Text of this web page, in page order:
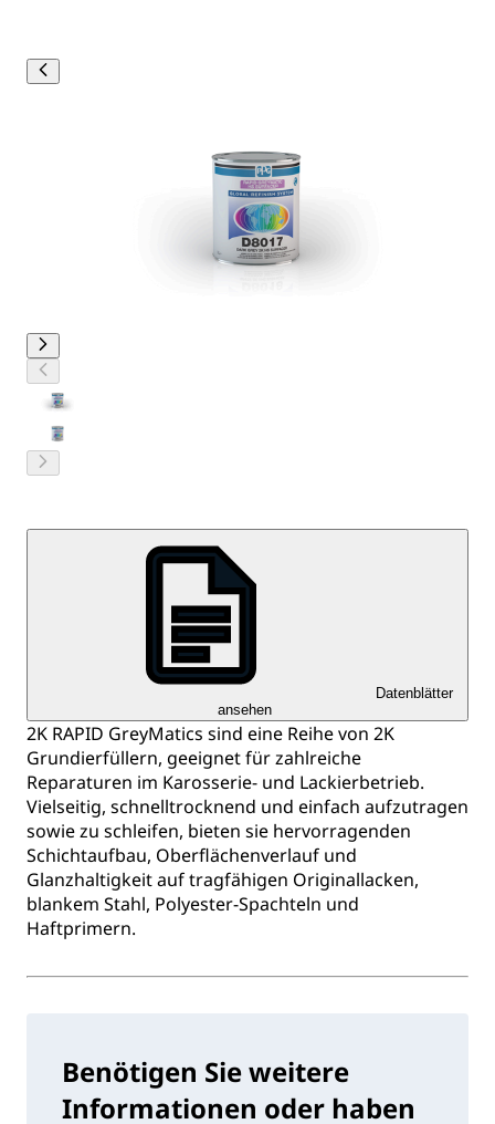
Datenblätter
ansehen
2K RAPID GreyMatics sind eine Reihe von 2K
Grundierfüllern, geeignet für zahlreiche
Reparaturen im Karosserie- und Lackierbetrieb.
Vielseitig, schnelltrocknend und einfach aufzutragen
sowie zu schleifen, bieten sie hervorragenden
Schichtaufbau, Oberflächenverlauf und
Glanzhaltigkeit auf tragfähigen Originallacken,
blankem Stahl, Polyester-Spachteln und
Haftprimern.
Benötigen Sie weitere
Informationen oder haben